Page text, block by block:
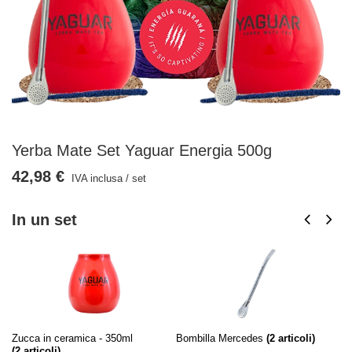
Yerba Mate Set Yaguar Energia 500g
In un set
Zucca in ceramica - 350ml
Bombilla Mercedes (2 articoli)
42,98 € IVA inclusa/ set